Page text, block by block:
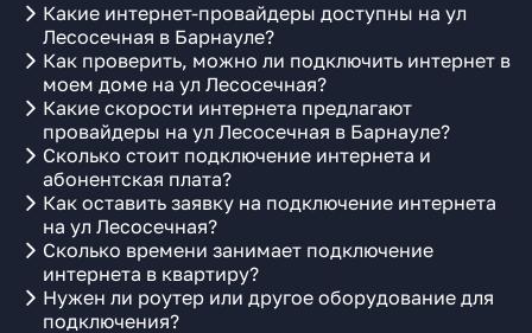
Какие интернет-провайдеры доступны на ул
Лесосечная в Барнауле?
Как проверить, можно ли подключить интернет в
моем доме на ул Лесосечная?
Какие скорости интернета предлагают
провайдеры на ул Лесосечная в Барнауле?
Сколько стоит подключение интернета и
абонентская плата?
Как оставить заявку на подключение интернета
на ул Лесосечная?
Сколько времени занимает подключение
интернета в квартиру?
Нужен ли роутер или другое оборудование для
подключения?